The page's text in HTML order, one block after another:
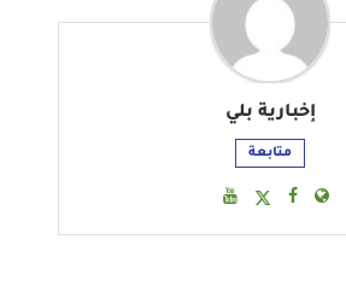
إخبارية بلي
متابعة